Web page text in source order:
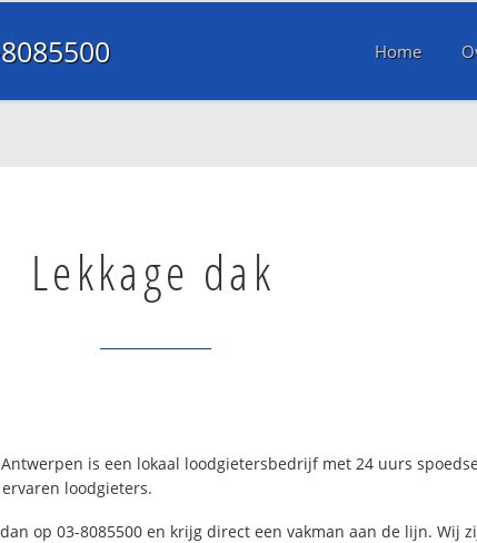
Home
Lekkage dak
is een lokaal loodgietersbedrijf met 24 uurs
loodgieters.
op 03-8085500 en krijg direct een vakman aan de lijn.